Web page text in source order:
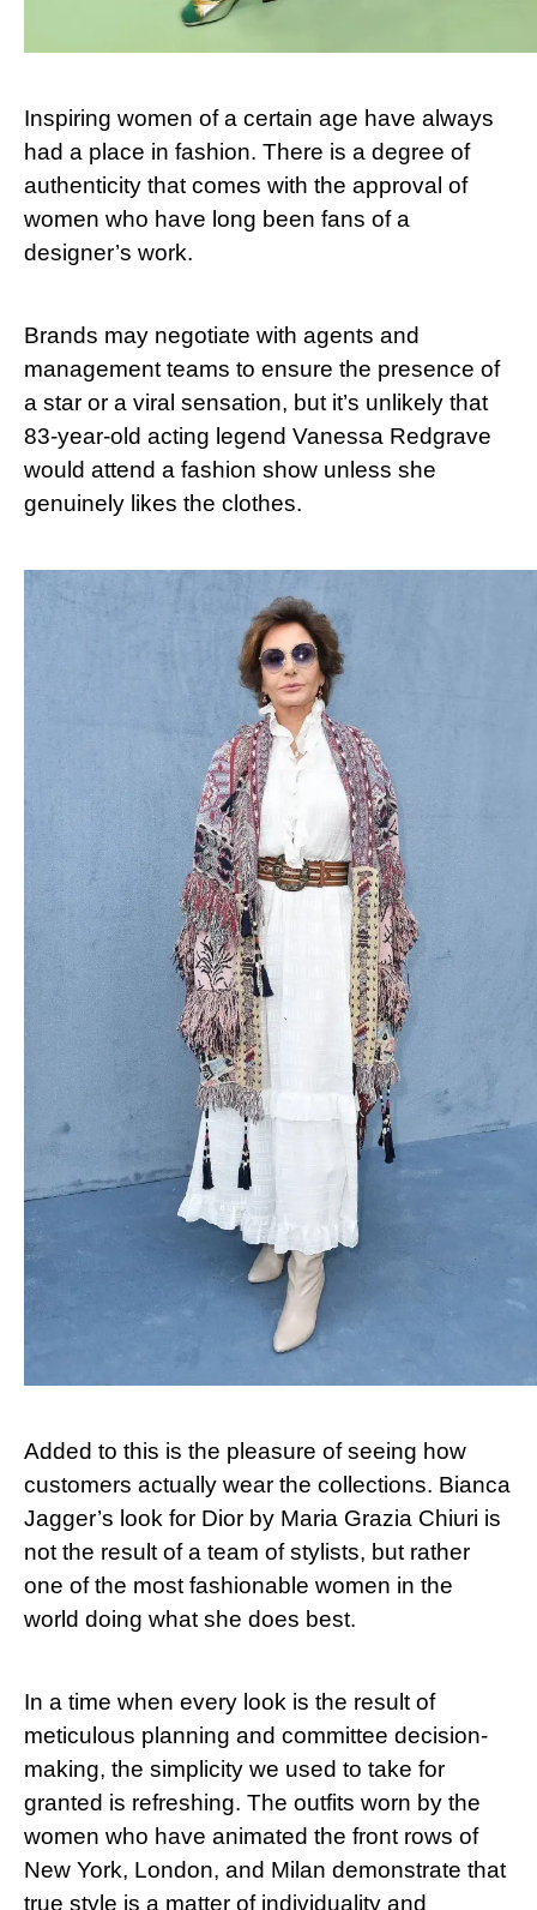
Inspiring women of a certain age have always
had a place in fashion. There is a degree of
authenticity that comes with the approval of
women who have long been fans of a
designer’s work.
Brands may negotiate with agents and
management teams to ensure the presence of
a star or a viral sensation, but it’s unlikely that
83-year-old acting legend Vanessa Redgrave
would attend a fashion show unless she
genuinely likes the clothes.
Added to this is the pleasure of seeing how
customers actually wear the collections. Bianca
Jagger’s look for Dior by Maria Grazia Chiuri is
not the result of a team of stylists, but rather
one of the most fashionable women in the
world doing what she does best.
In a time when every look is the result of
meticulous planning and committee decision-
making, the simplicity we used to take for
granted is refreshing. The outfits worn by the
women who have animated the front rows of
New York, London, and Milan demonstrate that
true style is a matter of individuality and